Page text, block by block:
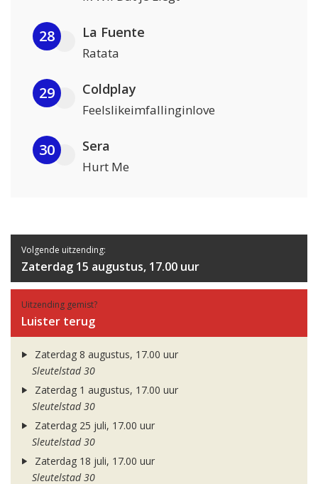
28 La Fuente
Ratata
29 Coldplay
Feelslikeimfallinginlove
30 Sera
Hurt Me
Volgende uitzending:
Zaterdag 15 augustus, 17.00 uur
Uitzending gemist?
Luister terug
Zaterdag 8 augustus, 17.00 uur
Sleutelstad 30
Zaterdag 1 augustus, 17.00 uur
Sleutelstad 30
Zaterdag 25 juli, 17.00 uur
Sleutelstad 30
Zaterdag 18 juli, 17.00 uur
Sleutelstad 30